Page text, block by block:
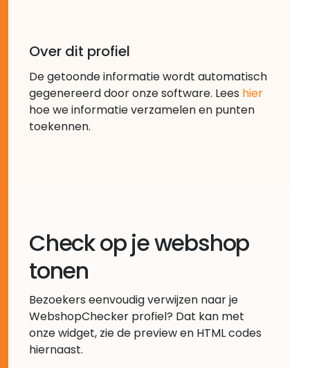
Over dit profiel
De getoonde informatie wordt automatisch
gegenereerd door onze software. Lees hier
hoe we informatie verzamelen en punten
toekennen.
Check op je webshop
tonen
Bezoekers eenvoudig verwijzen naar je
WebshopChecker profiel? Dat kan met
onze widget, zie de preview en HTML codes
hiernaast.